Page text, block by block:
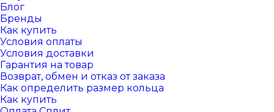
Блог
Бренды
Как купить
Условия оплаты
Условия доставки
Гарантия на товар
Возврат, обмен и отказ от заказа
Как определить размер кольца
Как купить